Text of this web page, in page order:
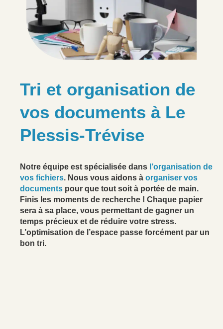
Tri et organisation de
vos documents à Le
Plessis-Trévise
Notre équipe est spécialisée dans l’organisation de
vos fichiers. Nous vous aidons à organiser vos
documents pour que tout soit à portée de main.
Finis les moments de recherche ! Chaque papier
sera à sa place, vous permettant de gagner un
temps précieux et de réduire votre stress.
L’optimisation de l’espace passe forcément par un
bon tri.